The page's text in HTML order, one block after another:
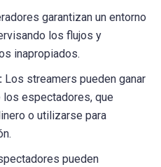
garantizan un entorno
los flujos y
inapropiados.
Los streamers pueden ganar
espectadores, que
o utilizarse para
pueden